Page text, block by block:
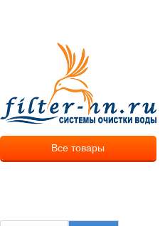
Все товары